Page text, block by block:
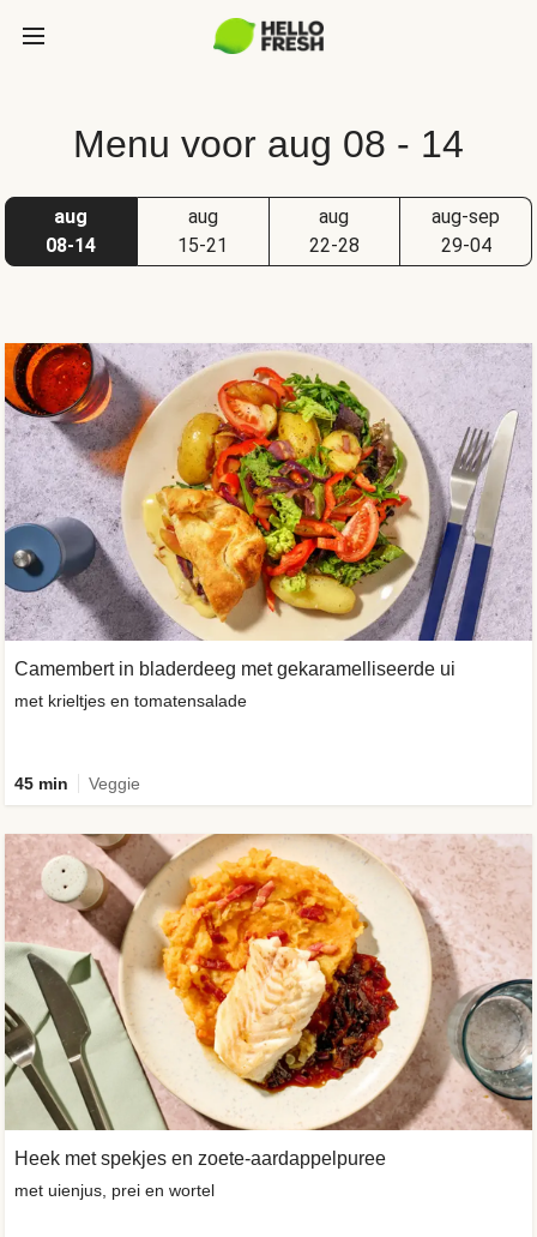
Menu voor aug 08 - 14
aug
08-14
aug
15-21
aug
22-28
aug-sep
29-04
Heek met spekjes en zoete-aardappelpuree
met uienjus, prei en wortel
Camembert in bladerdeeg met gekaramelliseerde ui
met krieltjes en tomatensalade
45 min Veggie